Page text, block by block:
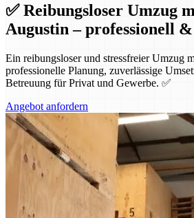
✅ Reibungsloser Umzug
Augustin – professionell
Ein reibungsloser und stressfreier Umzug
professionelle Planung, zuverlässige
Betreuung für Privat und Gewerbe. ✅
Angebot anfordern